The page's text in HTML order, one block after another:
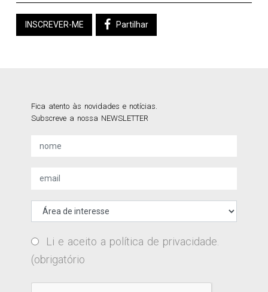
INSCREVER-ME Partilhar
Fica atento às novidades e notícias.
Subscreve a nossa NEWSLETTER
Li e aceito a política de privacidade
(obrigatório